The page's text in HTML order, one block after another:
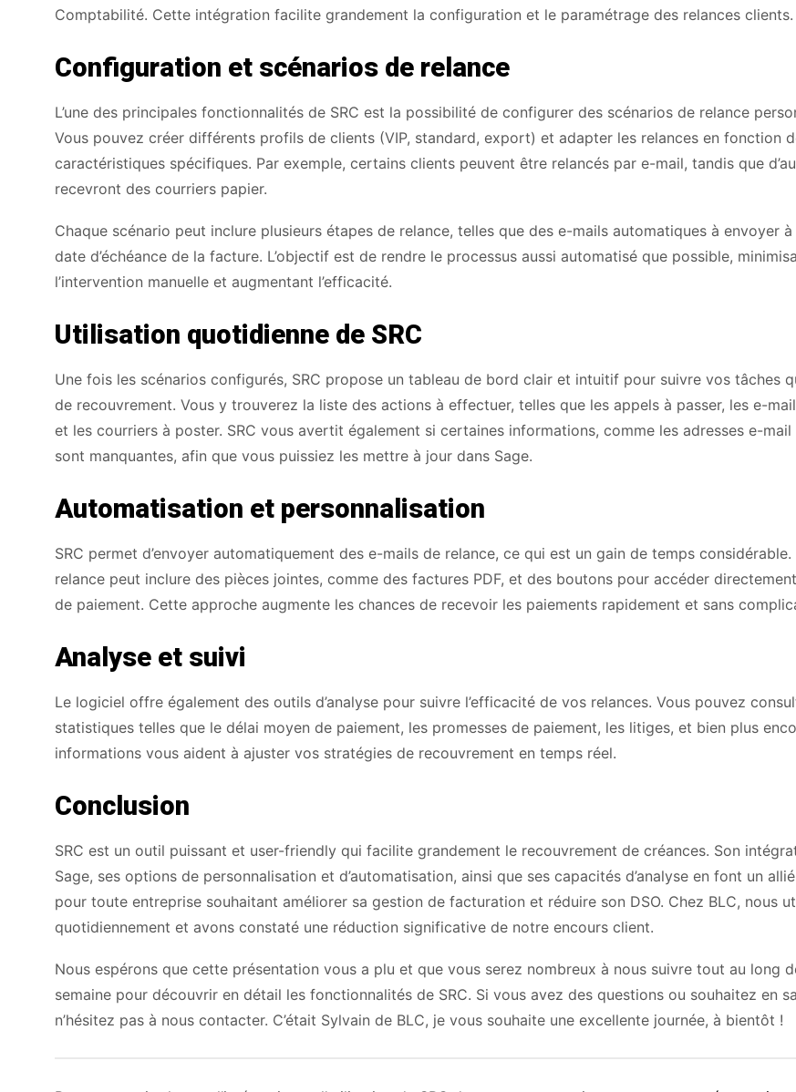
Comptabilité. Cette intégration facilite grandement la configuration et le paramétrage des relances clients.
Configuration et scénarios de relance
L’une des principales fonctionnalités de SRC est la possibilité de configurer des scénarios de relance
Vous pouvez créer différents profils de clients (VIP, standard, export) et adapter les relances en fonction
caractéristiques spécifiques. Par exemple, certains clients peuvent être relancés par e-mail, tandis que
recevront des courriers papier.
Chaque scénario peut inclure plusieurs étapes de relance, telles que des e-mails automatiques à envoyer
date d’échéance de la facture. L’objectif est de rendre le processus aussi automatisé que possible,
l’intervention manuelle et augmentant l’efficacité.
Utilisation quotidienne de SRC
Une fois les scénarios configurés, SRC propose un tableau de bord clair et intuitif pour suivre vos tâches
de recouvrement. Vous y trouverez la liste des actions à effectuer, telles que les appels à passer, les e-
et les courriers à poster. SRC vous avertit également si certaines informations, comme les adresses e-mail
sont manquantes, afin que vous puissiez les mettre à jour dans Sage.
Automatisation et personnalisation
SRC permet d’envoyer automatiquement des e-mails de relance, ce qui est un gain de temps considérable.
relance peut inclure des pièces jointes, comme des factures PDF, et des boutons pour accéder
de paiement. Cette approche augmente les chances de recevoir les paiements rapidement et sans
Analyse et suivi
Le logiciel offre également des outils d’analyse pour suivre l’efficacité de vos relances. Vous pouvez
statistiques telles que le délai moyen de paiement, les promesses de paiement, les litiges, et bien plus
informations vous aident à ajuster vos stratégies de recouvrement en temps réel.
Conclusion
SRC est un outil puissant et user-friendly qui facilite grandement le recouvrement de créances. Son
Sage, ses options de personnalisation et d’automatisation, ainsi que ses capacités d’analyse en font un
pour toute entreprise souhaitant améliorer sa gestion de facturation et réduire son DSO. Chez BLC, nous
quotidiennement et avons constaté une réduction significative de notre encours client.
Nous espérons que cette présentation vous a plu et que vous serez nombreux à nous suivre tout au long
semaine pour découvrir en détail les fonctionnalités de SRC. Si vous avez des questions ou souhaitez en
n’hésitez pas à nous contacter. C’était Sylvain de BLC, je vous souhaite une excellente journée, à bientôt !